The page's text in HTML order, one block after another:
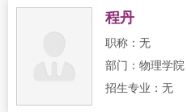
程丹
职称：无
部门：物理学院
招生专业：无